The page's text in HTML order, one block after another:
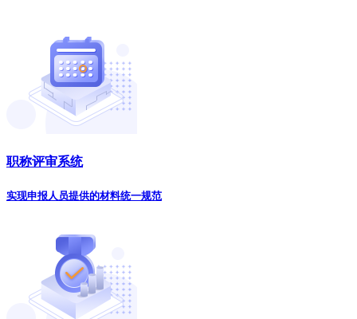
职称评审系统
实现申报人员提供的材料统一规范